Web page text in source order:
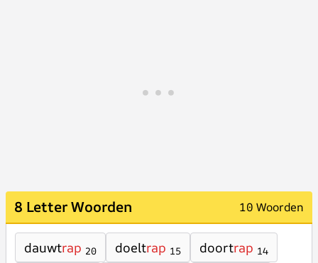
8 Letter Woorden 10 Woorden
dauwtrap 20 doeltrap 15 doortrap 14